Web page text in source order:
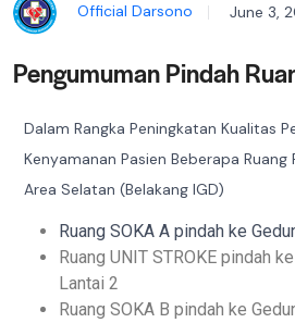
Official Darsono June 3,
Pengumuman Pindah
Dalam Rangka Peningkatan Kualitas
Kenyamanan Pasien Beberapa Ruang
Area Selatan (Belakang IGD)
Ruang SOKA A pindah ke
Ruang UNIT STROKE pindah
Lantai 2
Ruang SOKA B pindah ke